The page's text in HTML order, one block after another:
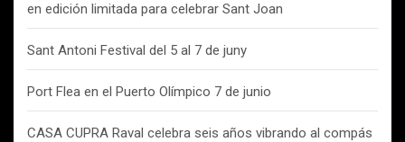
en edición limitada para celebrar Sant Joan
Sant Antoni Festival del 5 al 7 de juny
Port Flea en el Puerto Olímpico 7 de junio
CASA CUPRA Raval celebra seis años vibrando al compás